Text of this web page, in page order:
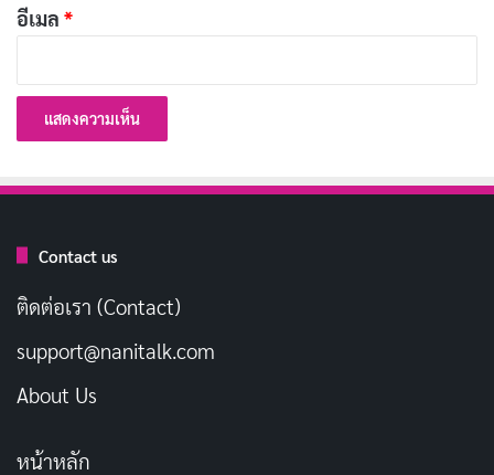
ตัดสินใจฆ่าตัวตาย ขณะที่ส่วนหนึ่งของแถลงการณ์มี
ใหม่ๆ การรังสรรค์เมนูอาหารและเครื่องดื่มชั้นเลิศ รวมทั้ง
การค้นหาเรื่องราวน่าทึ่งบนโลกใบนี้ ทำให้เขาเป็นนักเล่า
จะคิดถึงเขาอย่างไม่รู้ลืม และขอถือโอกาสนี้ แสดงความ
ลูกสาวและครอบครัวของเขา
ด้าน เอริก ริเพิร์ต กล่าวว่า
ทำตอนใหม่ของ Parts Unknown ซีรีส์ระดับรางวัลเอ็มมี อ
วอร์ด ที่ฝรั่งเศส”
อีเมล *
Contact us
ติดต่อเรา (Contact)
support@nanitalk.com
About Us
หน้าหลัก